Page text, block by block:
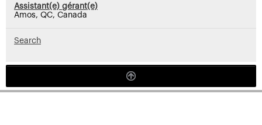
Assistant(e) gérant(e)
Amos, QC, Canada
Search